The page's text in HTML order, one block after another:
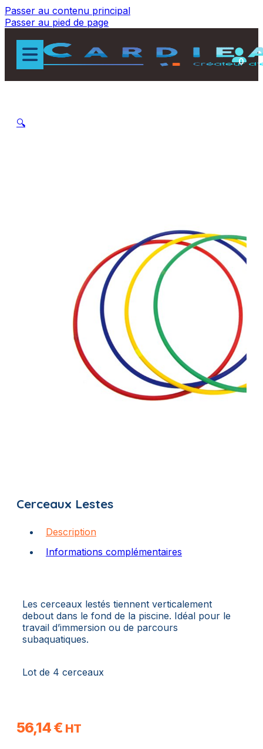
Passer au contenu principal
Passer au pied de page
0
🔍
Cerceaux Lestes
Description
Informations complémentaires
Les cerceaux lestés tiennent verticalement
debout dans le fond de la piscine. Idéal pour le
travail d’immersion ou de parcours
subaquatiques.
Lot de 4 cerceaux
56,14€ HT